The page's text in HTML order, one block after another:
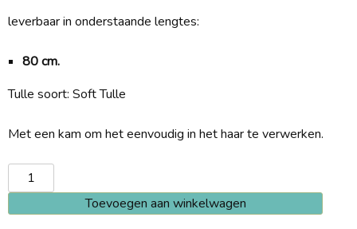
leverbaar in onderstaande lengtes:
80 cm.
Tulle soort: Soft Tulle
Met een kam om het eenvoudig in het haar te verwerken.
Bianco
Evento
S187
Toevoegen aan winkelwagen